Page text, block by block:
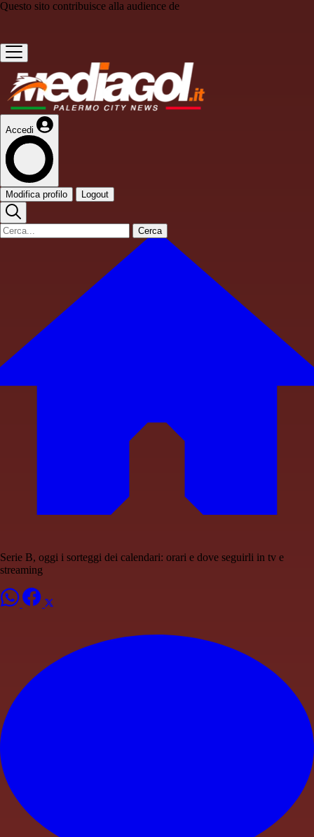
Questo sito contribuisce alla audience de
Accedi
Modifica profilo Logout
Cerca
Serie B, oggi i sorteggi dei calendari: orari e dove seguirli in tv e
streaming